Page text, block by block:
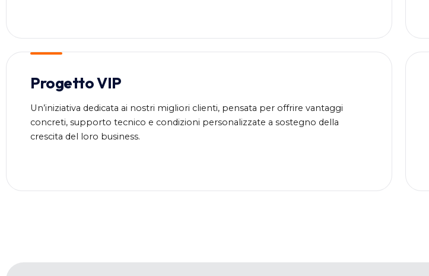
Progetto VIP
Un’iniziativa dedicata ai nostri migliori clienti, pensata per offrire vantaggi
concreti, supporto tecnico e condizioni personalizzate a sostegno della
crescita del loro business.